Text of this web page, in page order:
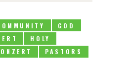
GOD
HOLY
PASTORS